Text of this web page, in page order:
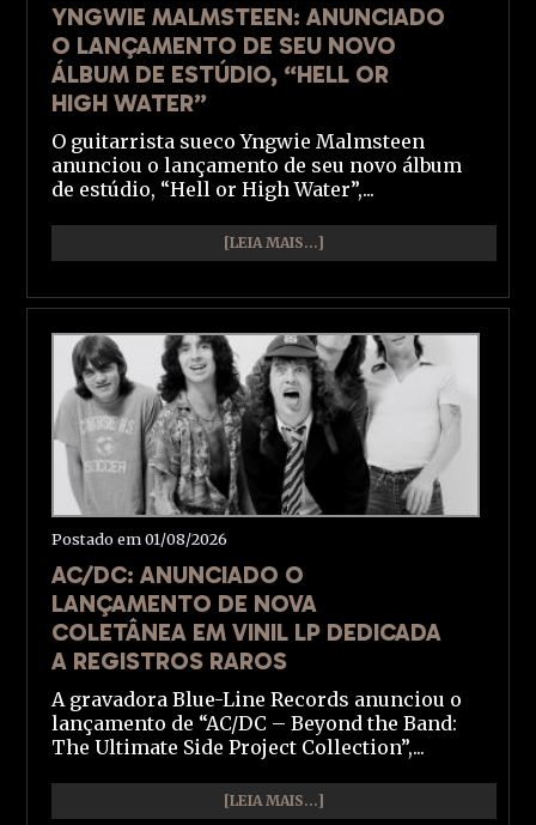
YNGWIE MALMSTEEN: ANUNCIADO
O LANÇAMENTO DE SEU NOVO
ÁLBUM DE ESTÚDIO, “HELL OR
HIGH WATER”
O guitarrista sueco Yngwie Malmsteen
anunciou o lançamento de seu novo álbum
de estúdio, “Hell or High Water”,...
[LEIA MAIS...]
Postado em 01/08/2026
AC/DC: ANUNCIADO O
LANÇAMENTO DE NOVA
COLETÂNEA EM VINIL LP DEDICADA
A REGISTROS RAROS
A gravadora Blue-Line Records anunciou o
lançamento de “AC/DC – Beyond the Band:
The Ultimate Side Project Collection”,...
[LEIA MAIS...]